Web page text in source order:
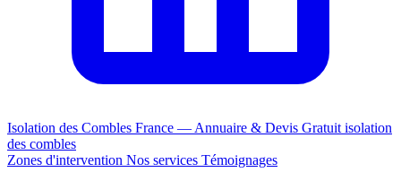
Isolation des Combles France — Annuaire & Devis Gratuit isolation
des combles
Zones d'intervention Nos services Témoignages